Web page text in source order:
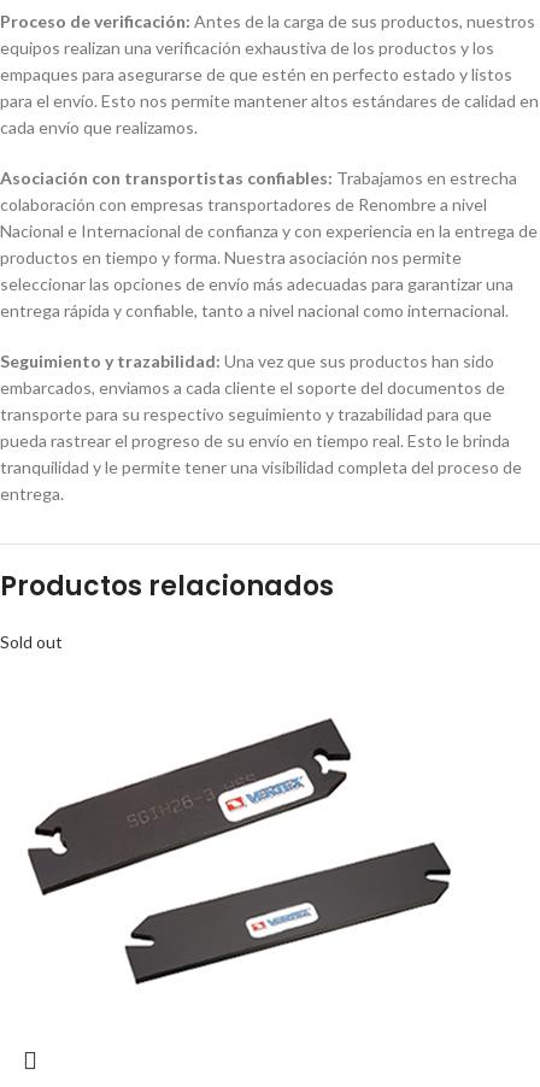
Proceso de verificación: Antes de la carga de sus productos, nuestros
equipos realizan una verificación exhaustiva de los productos y los
empaques para asegurarse de que estén en perfecto estado y listos
para el envío. Esto nos permite mantener altos estándares de calidad en
cada envío que realizamos.
Asociación con transportistas confiables: Trabajamos en estrecha
colaboración con empresas transportadores de Renombre a nivel
Nacional e Internacional de confianza y con experiencia en la entrega de
productos en tiempo y forma. Nuestra asociación nos permite
seleccionar las opciones de envío más adecuadas para garantizar una
entrega rápida y confiable, tanto a nivel nacional como internacional.
Seguimiento y trazabilidad: Una vez que sus productos han sido
embarcados, enviamos a cada cliente el soporte del documentos de
transporte para su respectivo seguimiento y trazabilidad para que
pueda rastrear el progreso de su envío en tiempo real. Esto le brinda
tranquilidad y le permite tener una visibilidad completa del proceso de
entrega.
Productos relacionados
Sold out